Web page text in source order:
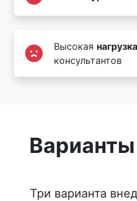
Высокая нагрузка
консультантов
Три варианта